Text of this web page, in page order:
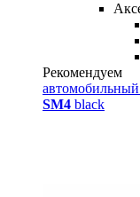
Рекомендуем
автомобильный
SM4 black